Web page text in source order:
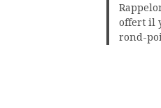
offert il
rond-